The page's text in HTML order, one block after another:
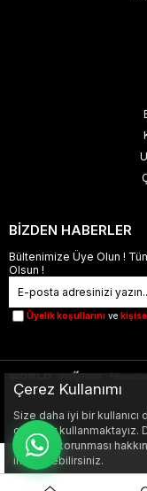
BİZDEN HABERLER
Bültenimize Üye Olun !
Olsun !
Üyelik koşullarını ve
Çerez Kullanımı
Size daha iyi bir
çerezler kullanmaktayız.
verilerin korunması
inceleyebilirsiniz.